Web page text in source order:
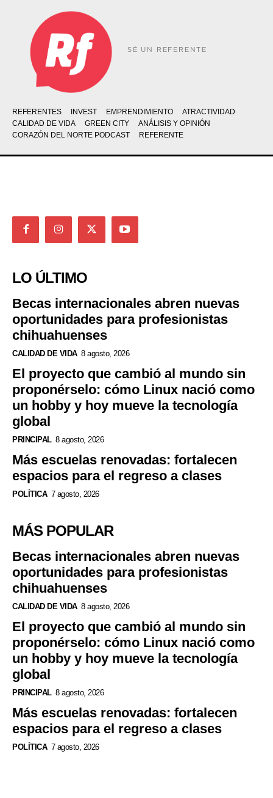
SÉ UN REFERENTE
REFERENTES INVEST EMPRENDIMIENTO
ATRACTIVIDAD
CALIDAD DE VIDA
GREEN CITY
ANÁLISIS Y OPINIÓN
CORAZÓN DEL NORTE PODCAST
REFERENTE
LO ÚLTIMO
Becas internacionales abren nuevas
oportunidades para profesionistas
chihuahuenses
CALIDAD DE VIDA 8 agosto, 2026
El proyecto que cambió al mundo sin
proponérselo: cómo Linux nació como
un hobby y hoy mueve la tecnología
global
PRINCIPAL 8 agosto, 2026
Más escuelas renovadas: fortalecen
espacios para el regreso a clases
POLÍTICA 7 agosto, 2026
MÁS POPULAR
Becas internacionales abren nuevas
oportunidades para profesionistas
chihuahuenses
CALIDAD DE VIDA 8 agosto, 2026
El proyecto que cambió al mundo sin
proponérselo: cómo Linux nació como
un hobby y hoy mueve la tecnología
global
PRINCIPAL 8 agosto, 2026
Más escuelas renovadas: fortalecen
espacios para el regreso a clases
POLÍTICA 7 agosto, 2026